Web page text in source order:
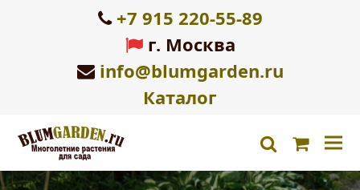
+7 915 220-55-89
г. Москва
info@blumgarden.ru
Каталог
search